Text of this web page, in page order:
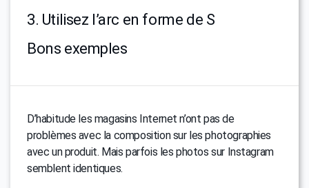
3. Utilisez l’arc en forme de S
Bons exemples
D’habitude les magasins Internet n’ont pas de
problèmes avec la composition sur les photographies
avec un produit. Mais parfois les photos sur Instagram
semblent identiques.